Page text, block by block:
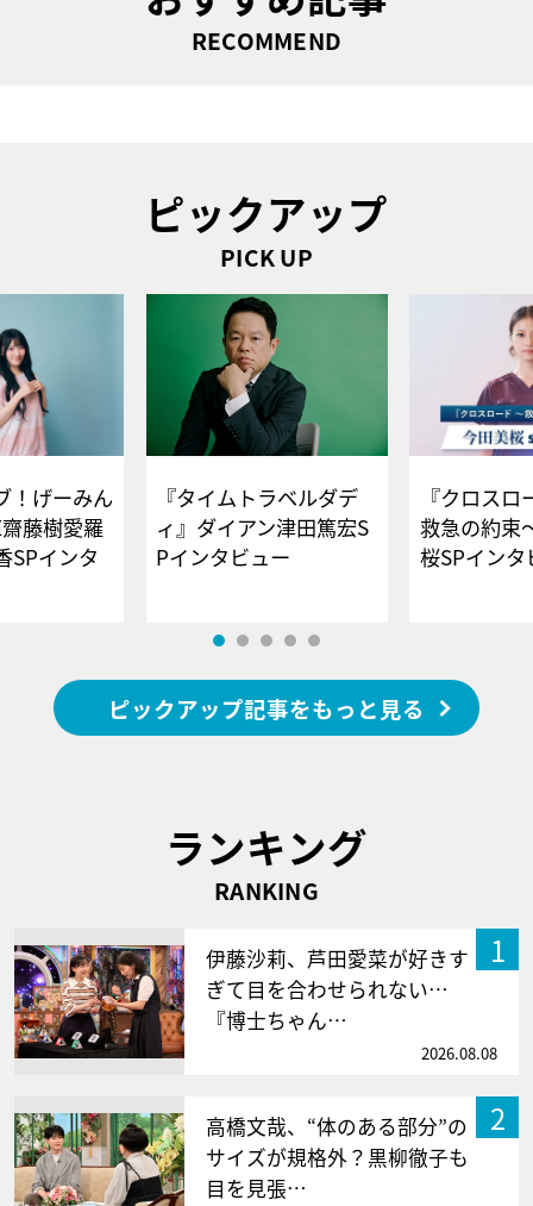
RECOMMEND
ピックアップ
PICK UP
！げーみん
藤樹愛羅
SPインタ
『タイムトラベルダデ
ィ』ダイアン津田篤宏S
Pインタビュー
『クロス
救急の約束
桜SPイ
ピックアップ記事をもっと見る
ランキング
RANKING
1
伊藤沙莉、芦田愛菜が好きす
ぎて目を合わせられない…
『博士ちゃん…
2026.08.08
2
高橋文哉、“体のある部分”の
サイズが規格外？黒柳徹子も
目を見張…